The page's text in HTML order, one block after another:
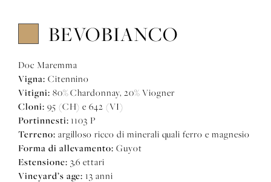
BEVOBIANCO
Doc Maremma
Vigna: Citennino
Vitigni: 80% Chardonnay, 20% Viogner
Cloni: 95 (CH) e 642 (VI)
Portinnesti: 1103 P
Terreno: argilloso ricco di minerali quali ferro e magnesio
Forma di allevamento: Guyot
Estensione: 3,6 ettari
Vineyard’s age: 13 anni